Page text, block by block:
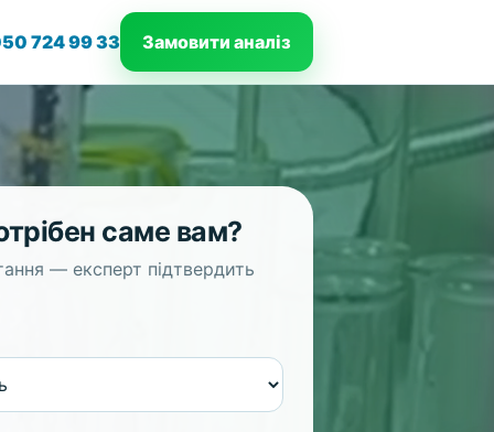
724 99 33 Замовити аналіз
саме вам?
— експерт підтвердить